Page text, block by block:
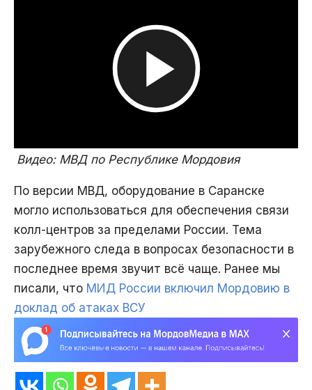
Воспроизвести
видео
Видео: МВД по Республике Мордовия
По версии МВД, оборудование в Саранске
могло использоваться для обеспечения связи
колл-центров за пределами России. Тема
зарубежного следа в вопросах безопасности в
последнее время звучит всё чаще. Ранее мы
писали, что МИД России включил Мордовию в
доклад об атаках ВСУ